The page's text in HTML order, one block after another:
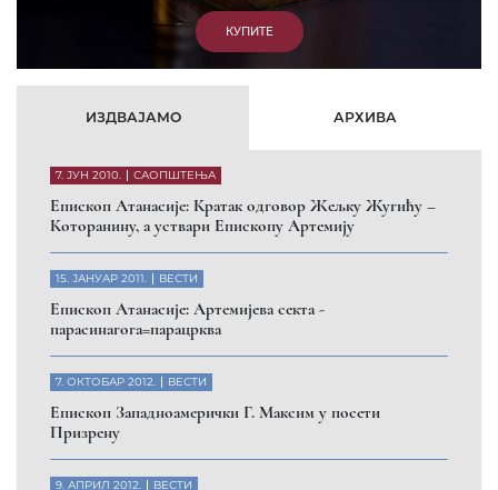
Eпархија Рашко-призренска осуђује физички напад на
Србина у Сувом Долу и апелује на КФОР и ЕУЛЕКС да
обезбеде сигурност за све грађане
Помозите нашој браћи и сестрама
на Косову и Метохији